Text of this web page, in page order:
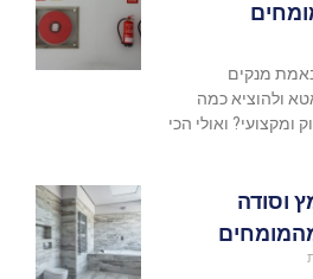
מנקים
ולהוציא כמה
ומקצועי? ואולי הכי
וסודה